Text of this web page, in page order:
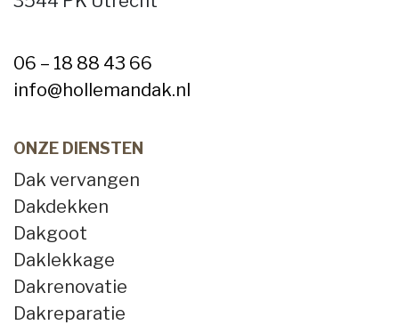
06 – 18 88 43 66
info@hollemandak.nl
ONZE DIENSTEN
Dak vervangen
Dakdekken
Dakgoot
Daklekkage
Dakrenovatie
Dakreparatie